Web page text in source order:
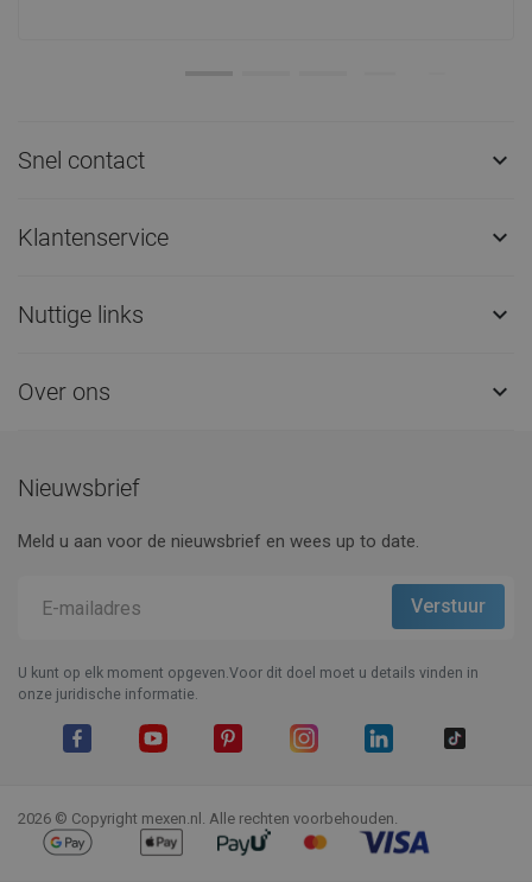
Snel contact 
Klantenservice 
Nuttige links 
Over ons 
Nieuwsbrief
Meld u aan voor de nieuwsbrief en wees up to date.
U kunt op elk moment opgeven.Voor dit doel moet u details vinden in
onze juridische informatie.
2026 © Copyright mexen.nl. Alle rechten voorbehouden.